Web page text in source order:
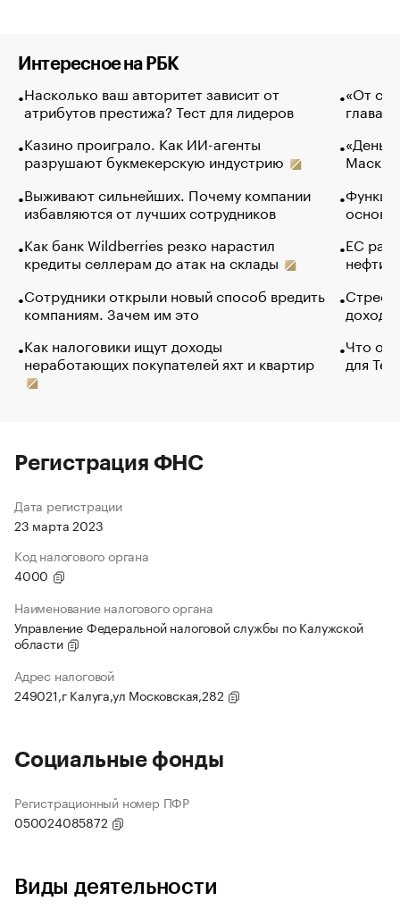
Интересное на РБК
Насколько ваш авторитет зависит от
атрибутов престижа? Тест для лидеров
Казино проиграло. Как ИИ-агенты
разрушают букмекерскую индустрию
Выживают сильнейших. Почему компании
избавляются от лучших сотрудников
Как банк Wildberries резко нарастил
кредиты селлерам до атак на склады
Сотрудники открыли новый способ вредить
компаниям. Зачем им это
Как налоговики ищут доходы
неработающих покупателей яхт и квартир
«От
глава
Маск в
основ
ЕС
нефти
Что
для
Регистрация ФНС
Дата регистрации
23 марта 2023
Код налогового органа
4000
Наименование налогового органа
Управление Федеральной налоговой службы по Калужской
области
Адрес налоговой
249021,г Калуга,ул Московская,282
Социальные фонды
Регистрационный номер ПФР
050024085872
Виды деятельности